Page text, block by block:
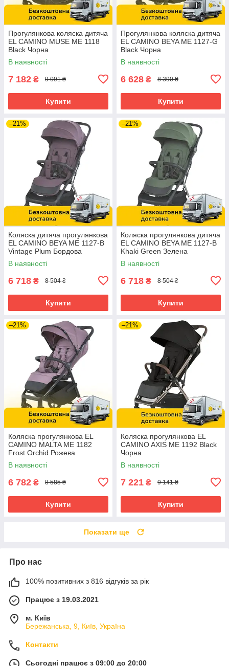
Прогулянкова коляска дитяча
EL CAMINO MUSE ME 1118
Black Чорна
В наявності
7 182 ₴ 9 091 ₴
Купити
Прогулянкова коляска дитяча
EL CAMINO BEYA ME 1127-G
Black Чорна
В наявності
6 628 ₴ 8 390 ₴
Купити
–21%
Коляска дитяча прогулянкова
EL CAMINO BEYA ME 1127-B
Vintage Plum Бордова
В наявності
6 718 ₴ 8 504 ₴
Купити
–21%
Коляска прогулянкова дитяча
EL CAMINO BEYA ME 1127-B
Khaki Green Зелена
В наявності
6 718 ₴ 8 504 ₴
Купити
–21%
Коляска прогулянкова EL
CAMINO MALTA ME 1182
Frost Orchid Рожева
В наявності
6 782 ₴ 8 585 ₴
Купити
–21%
Коляска прогулянкова EL
CAMINO AXIS ME 1192 Black
Чорна
В наявності
7 221 ₴ 9 141 ₴
Купити
Показати ще
Про нас
100% позитивних з 816 відгуків за рік
Працює з 19.03.2021
м. Київ
Бережанська, 9, Київ, Україна
Контакти
Сьогодні працює з 09:00 до 20:00